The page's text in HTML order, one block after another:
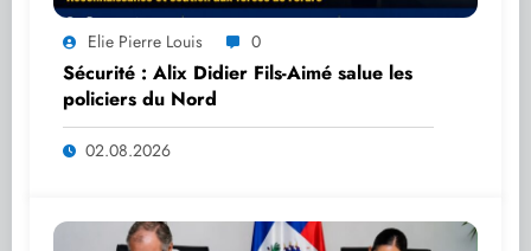
Elie Pierre Louis 0
Sécurité : Alix Didier Fils-Aimé salue les
policiers du Nord
02.08.2026